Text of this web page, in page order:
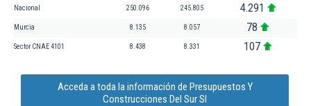
Nacional 250.096 245.805 4.291
Murcia 8.135 8.057 78
Sector CNAE 4101 8.438 8.331 107
Acceda a toda la información de Presupuestos Y
Construcciones Del Sur Sl